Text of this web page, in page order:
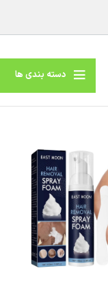
دسته بندی ها
تصویر